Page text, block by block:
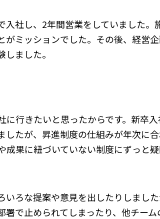
社し、2年間営業をしていました。
がミッションでした。その後、経営
ました。
に行きたいと思ったからです。新卒
したが、昇進制度の仕組みが年次に
成果に紐づいていない制度にずっと
いろな提案や意見を出したりしまし
で止められてしまったり、他チー